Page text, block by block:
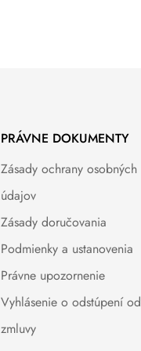
PRÁVNE DOKUMENTY
Zásady ochrany osobných
údajov
Zásady doručovania
Podmienky a ustanovenia
Právne upozornenie
Vyhlásenie o odstúpení od
zmluvy